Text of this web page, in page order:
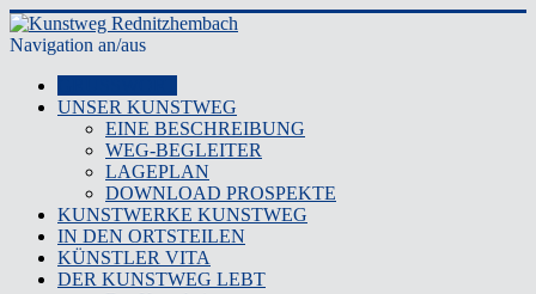
Navigation an/aus
UNSER KUNSTWEG
EINE BESCHREIBUNG
WEG-BEGLEITER
LAGEPLAN
DOWNLOAD PROSPEKTE
KUNSTWERKE KUNSTWEG
IN DEN ORTSTEILEN
KÜNSTLER VITA
DER KUNSTWEG LEBT